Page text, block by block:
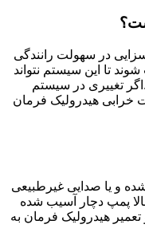
در سهولت رانندگی
تا این سیستم نتواند
تغییری در سیستم
خرابی هیدرولیک فرمان
و یا صدایی غیرطبیعی
پمپ دچار آسیب شده
هیدرولیک فرمان به